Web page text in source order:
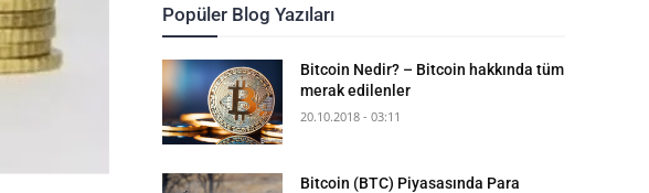
Popüler Blog Yazıları
Bitcoin Nedir? – Bitcoin hakkında tüm
merak edilenler
20.10.2018 - 03:11
Bitcoin (BTC) Piyasasında Para